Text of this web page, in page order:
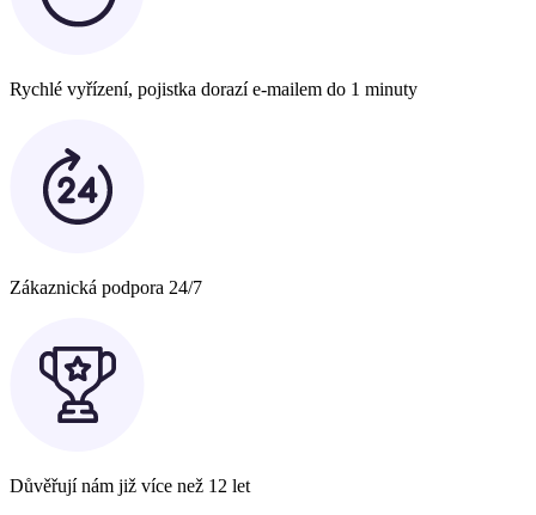
Rychlé vyřízení, pojistka dorazí e-mailem do 1 minuty
Zákaznická podpora 24/7
Důvěřují nám již více než 12 let